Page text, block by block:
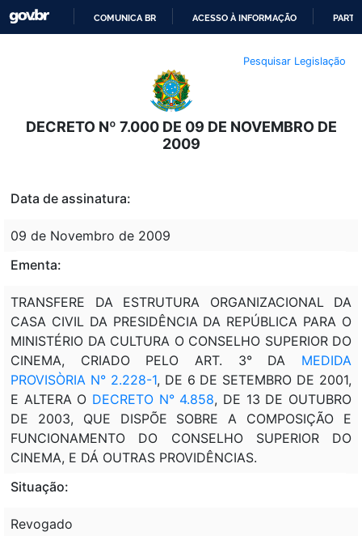
O
CONTEÚDO
COMUNICA BR ACESSO À INFORMAÇÃO
Pesquisar Legislação
DECRETO Nº 7.000 DE 09 DE NOVEMBRO DE
2009
Data de assinatura:
09 de Novembro de 2009
Ementa:
TRANSFERE DA ESTRUTURA ORGANIZACIONAL DA
CASA CIVIL DA PRESIDÊNCIA DA REPÚBLICA PARA O
MINISTÉRIO DA CULTURA O CONSELHO SUPERIOR DO
CINEMA, CRIADO PELO ART. 3° DA MEDIDA
PROVISÒRIA N° 2.228-1, DE 6 DE SETEMBRO DE 2001,
E ALTERA O DECRETO N° 4.858, DE 13 DE OUTUBRO
DE 2003, QUE DISPÕE SOBRE A COMPOSIÇÃO E
FUNCIONAMENTO DO CONSELHO SUPERIOR DO
CINEMA, E DÁ OUTRAS PROVIDÊNCIAS.
Situação:
Revogado